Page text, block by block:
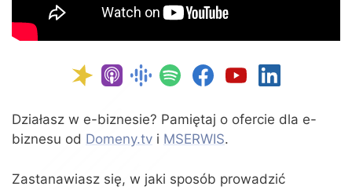
Działasz w e-biznesie? Pamiętaj o ofercie dla e-
biznesu od Domeny.tv i MSERWIS.
Zastanawiasz się, w jaki sposób prowadzić